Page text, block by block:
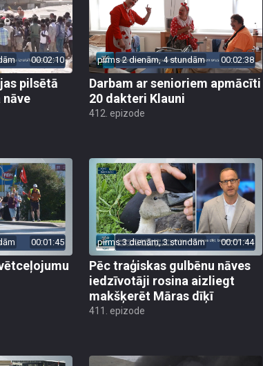
00:02:10
pilsētā
nāve
pirms 2 dienām, 4 stundām 00:02:38
Darbam ar senioriem apmācīti
20 dakteri Klauni
412. epizode
00:01:45 pirms 3 dienām, 3 stundām 00:01:44
Pēc traģiskas gulbēnu nāves
iedzīvotāji rosina aizliegt
makšķerēt Māras dīķī
411. epizode